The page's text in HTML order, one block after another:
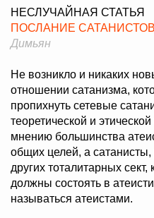
НЕСЛУЧАЙНАЯ СТАТЬЯ
ПОСЛАНИЕ
Димьян
Не возникло и никаких
отношении сатанизма,
пропихнуть сетевые
теоретической и
мнению большинства
общих целей, а сатанисты,
других тоталитарных
должны состоять в
называться атеистами.